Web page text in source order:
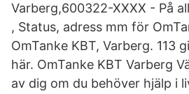
Varberg,600322-XXXX - På
, Status, adress mm för
OmTanke KBT, Varberg. 113
här. OmTanke KBT Varberg
av dig om du behöver hjälp i